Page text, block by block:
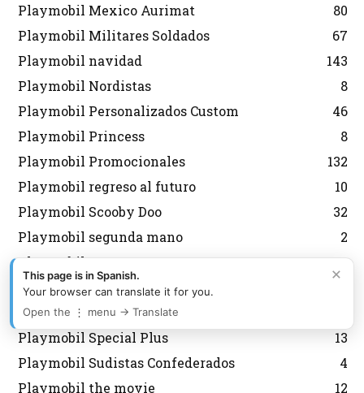
Playmobil Mexico Aurimat
80
Playmobil Militares Soldados
67
Playmobil navidad
143
Playmobil Nordistas
8
Playmobil Personalizados Custom
46
Playmobil Princess
8
Playmobil Promocionales
132
Playmobil regreso al futuro
10
Playmobil Scooby Doo
32
Playmobil segunda mano
2
Playmobil Semana Santa
12
Playmobil Sky Trails
Playmobil Special
Playmobil Special Plus
13
Playmobil Sudistas Confederados
4
Playmobil the movie
12
×
This page is in Spanish.
Your browser can translate it for you.
Open the ⋮ menu → Translate